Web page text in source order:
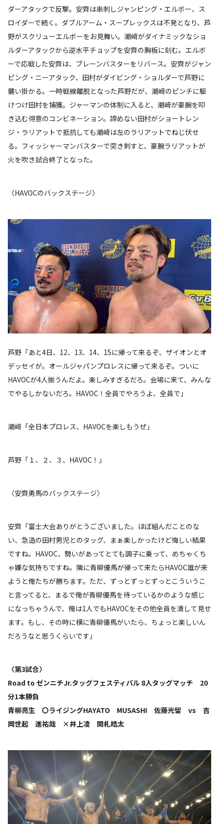
ダーアタックで反撃。安齊は串刺しジャンピング・エルボー、ス
ロイダーで続く。ダブルアーム・スープレックスは不発となり、芦
野がスクリューエルボーをお見舞い。潮﨑がダイナミックなショ
ルダーアタックから逆水平チョップを安齊の胸板に刻む。エルボ
ーで応戦した安齊は、ブレーンバスターをリバース。安齊がジャン
ピング・ニーアタック、田村がダイビング・ショルダーで芦野に
襲い掛かる。一時戦線離脱となった芦野だが、潮﨑のピンチに駆
けつけ田村を捕獲。ジャーマンの体制に入ると、潮﨑が豪腕を叩
き込む得意のコンビネーション。諦めない田村がショートレン
ジ・ラリアットで抵抗しても潮﨑は左のラリアットでねじ伏せ
る。フィッシャーマンバスターで突き刺すと、豪腕ラリアットが
火を吹き試合終了となった。
〈HAVOCのバックステージ〉
芦野「あと4日、12、13、14、15に帰って来るぞ、ザイオンとオ
デッセイが。オールジャパンプロレスに帰って来るぞ。ついに
HAVOCが4人揃うんだよ。楽しみすぎるだろ。会場に来て、みんな
でやるしかないだろ。HAVOC！全員でやろうよ、全員で」
潮﨑「全日本プロレス、HAVOCを楽しもうぜ」
芦野「１、２、３、HAVOC！」
〈安齊勇馬のバックステージ〉
安齊「富士大会ありがとうございました。ほぼ組んだことのな
い、急造の田村男児とのタッグ、まぁ楽しかったけど悔しい結果
ですね。HAVOC、勢いがあってとても調子に乗って、めちゃくち
ゃ嫌な気持ちですね。隣に青柳優馬が帰って来たらHAVOC誰が来
ようと俺たちが勝ちます。ただ、ずっとずっとずっとこういうこ
と言ってると、まるで俺が青柳優馬を待っているかのような感じ
になっちゃうんで、俺は1人でもHAVOCをその他全員を潰して見せ
ます。もし、その時に横に青柳優馬がいたら、ちょっと楽しいん
だろうなと思うくらいです」
〈第3試合〉
Road to ゼンニチJr.タッグフェスティバル 8人タッグマッチ 20
分1本勝負
青柳亮生 〇ライジングHAYATO MUSASHI 佐藤光留 vs 吉
岡世起 進祐哉 ×井上凌 関札皓太